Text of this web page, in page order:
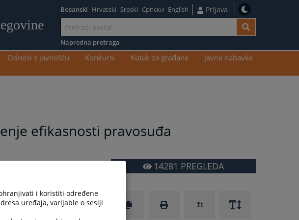
sadržaj
Bosanski Hrvatski Srpski Српски English Prijava
Napredna pretraga
Odnosi s javnošću Konkursi Kutak za građane
Javne nabavke
efikasnosti pravosuđa
podršku
BiH)
radio stanica, BHRT i
na web stranici
14281 PREGLEDA
i koristiti određene
uređaja, varijable o sesiji